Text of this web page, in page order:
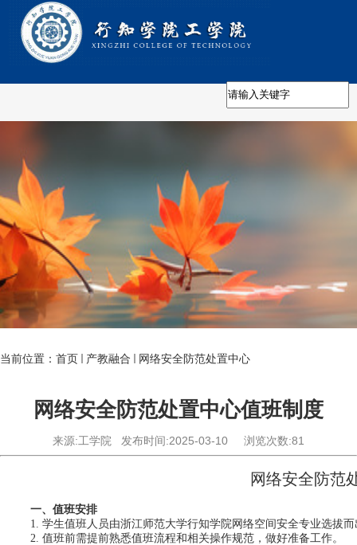
当前位置： 首页 产教融合 网络安全防范处置中心
网络安全防范处置中心值班制度
来源:工学院 发布时间:2025-03-10 浏览次数:81
网络安全防范
一、值班安排
1. 学生值班人员由浙江师范大学行知学院网络空间安全专业选拔
2. 值班前需提前熟悉值班流程和相关操作规范，做好准备工作。